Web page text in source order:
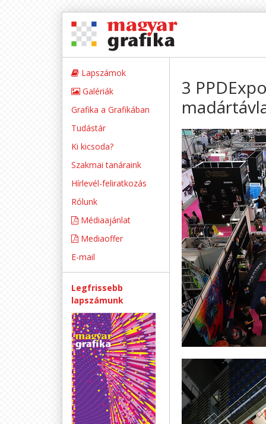
3
Lapszámok
Galériák
Grafika a Grafikában
Tudástár
Ki kicsoda?
Szakmai tanáraink
Hírlevél-feliratkozás
Rólunk
Médiaajánlat
Mediaoffer
E-mail
Legfrissebb
lapszámunk